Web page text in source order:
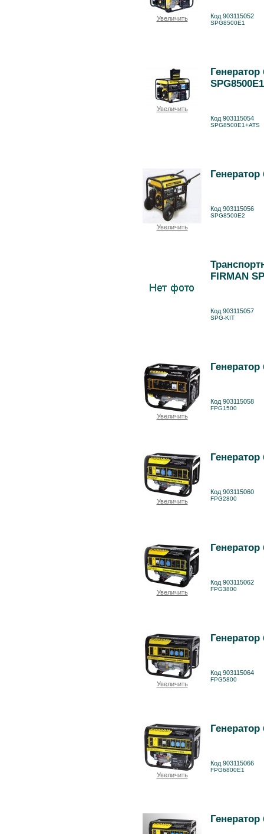
Увеличить Код 903115052
SPG8500E1
Увеличить
Код 903115054
SPG8500E1+ATS
Увеличить
Код 903115056
SPG8500E2
FIRMAN
Код 903115057
SPG-KIT
Увеличить
Код 903115058
FPG1500
Увеличить
Код 903115060
FPG2800
Увеличить
Код 903115062
FPG3800
Увеличить
Код 903115064
FPG5800
Увеличить
Код 903115066
FPG6800E1